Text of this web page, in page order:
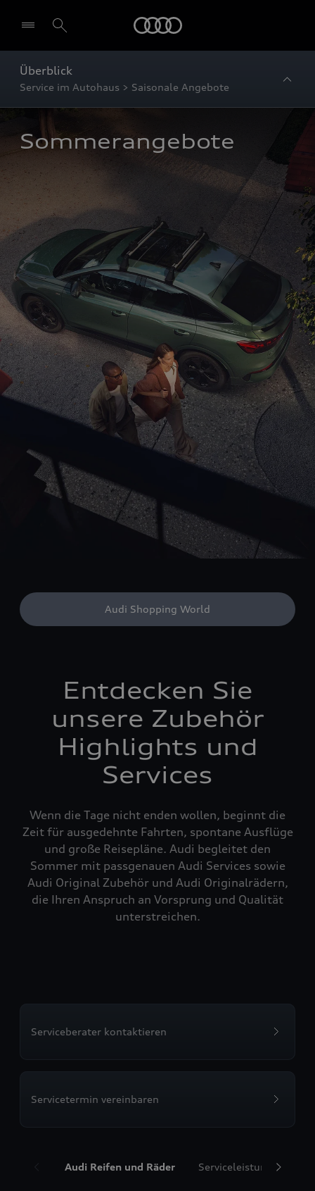
Überblick
Service im Autohaus > Saisonale Angebote
Sommerangebote
Audi Shopping World
Entdecken Sie
unsere Zubehör
Highlights und
Services
Wenn die Tage nicht enden wollen, beginnt die
Zeit für ausgedehnte Fahrten, spontane Ausflüge
und große Reisepläne. Audi begleitet den
Sommer mit passgenauen Audi Services sowie
Audi Original Zubehör und Audi Originalrädern,
die Ihren Anspruch an Vorsprung und Qualität
unterstreichen.
Serviceberater kontaktieren
Servicetermin vereinbaren
Audi Reifen und Räder Serviceleistungen